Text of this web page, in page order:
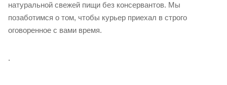
натуральной свежей пищи без консервантов. Мы
позаботимся о том, чтобы курьер приехал в строго
оговоренное с вами время.
.